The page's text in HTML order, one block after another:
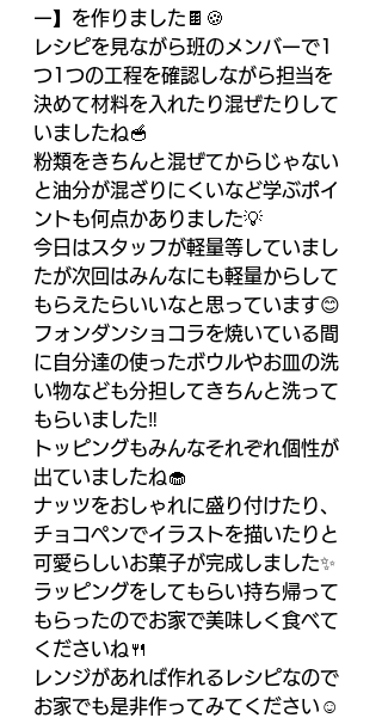
ー】を作りました🍫🍪
レシピを見ながら班のメンバーで1
つ1つの工程を確認しながら担当を
決めて材料を入れたり混ぜたりして
いましたね🥣
粉類をきちんと混ぜてからじゃない
と油分が混ざりにくいなど学ぶポイ
ントも何点かありました💡
今日はスタッフが軽量等していまし
たが次回はみんなにも軽量からして
もらえたらいいなと思っています😊
フォンダンショコラを焼いている間
に自分達の使ったボウルやお皿の洗
い物なども分担してきちんと洗って
もらいました‼️
トッピングもみんなそれぞれ個性が
出ていましたね🧁
ナッツをおしゃれに盛り付けたり、
チョコペンでイラストを描いたりと
可愛らしいお菓子が完成しました✨
ラッピングをしてもらい持ち帰って
もらったのでお家で美味しく食べて
くださいね🍴
レンジがあれば作れるレシピなので
お家でも是非作ってみてください☺️